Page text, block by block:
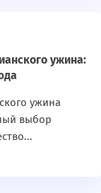
ужина:
ужина
выбор